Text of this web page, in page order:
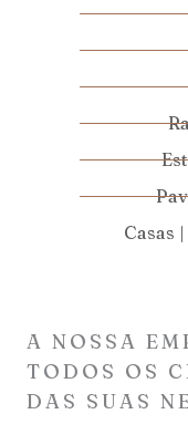
Casas
A NOSSA
TODOS OS
DAS SUAS